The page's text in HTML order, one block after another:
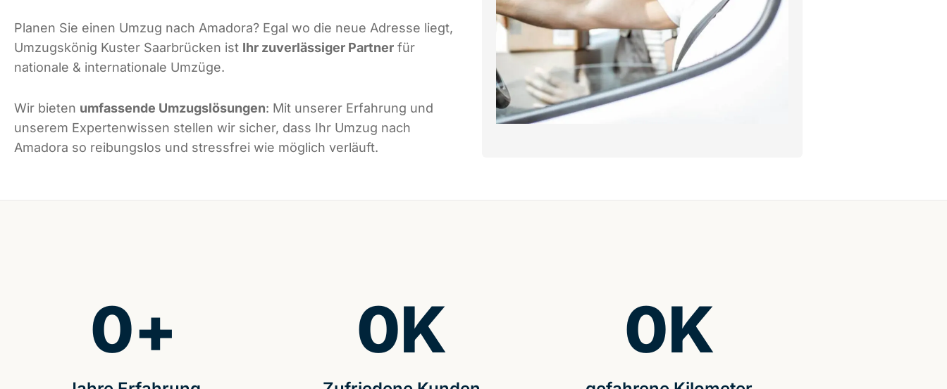
Planen Sie einen Umzug nach Amadora? Egal wo die neue Adresse liegt,
Umzugskönig Kuster Saarbrücken ist Ihr zuverlässiger Partner für
nationale & internationale Umzüge.
Wir bieten umfassende Umzugslösungen: Mit unserer Erfahrung und
unserem Expertenwissen stellen wir sicher, dass Ihr Umzug nach
Amadora so reibungslos und stressfrei wie möglich verläuft.
0+ 0K 0K